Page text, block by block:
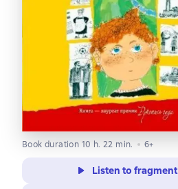
Book duration 10 h. 22 min. 6+
Listen to fragment